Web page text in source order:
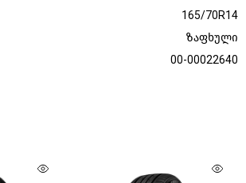
165/70R14
ზაფხული
00-00022640